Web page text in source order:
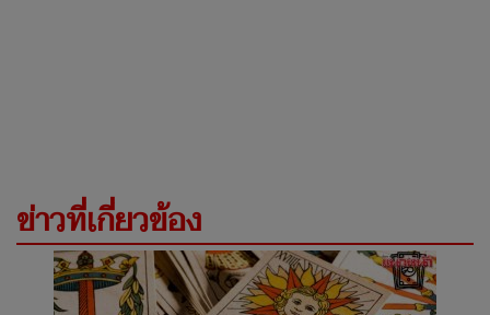
ข่าวที่เกี่ยวข้อง